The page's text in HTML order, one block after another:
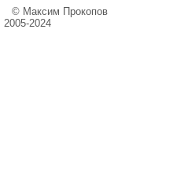
© Максим Прокопов
2005-2024